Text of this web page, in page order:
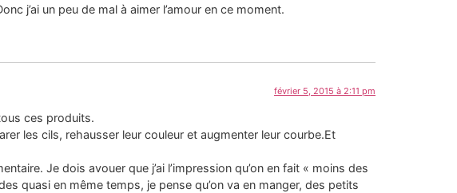
j’ai un peu de mal à aimer l’amour en ce moment.
février 5, 2015 à 2:11 pm
ces produits.
les cils, rehausser leur couleur et augmenter leur courbe.Et
Je dois avouer que j’ai l’impression qu’on en fait « moins des
quasi en même temps, je pense qu’on va en manger, des petits